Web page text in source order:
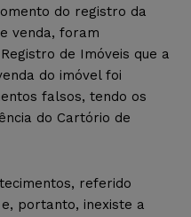
do registro da
venda, foram
de Imóveis que a
do imóvel foi
falsos, tendo os
do Cartório de
referido
portanto, inexiste a